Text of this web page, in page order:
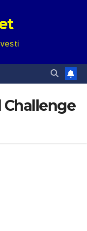
Challenge